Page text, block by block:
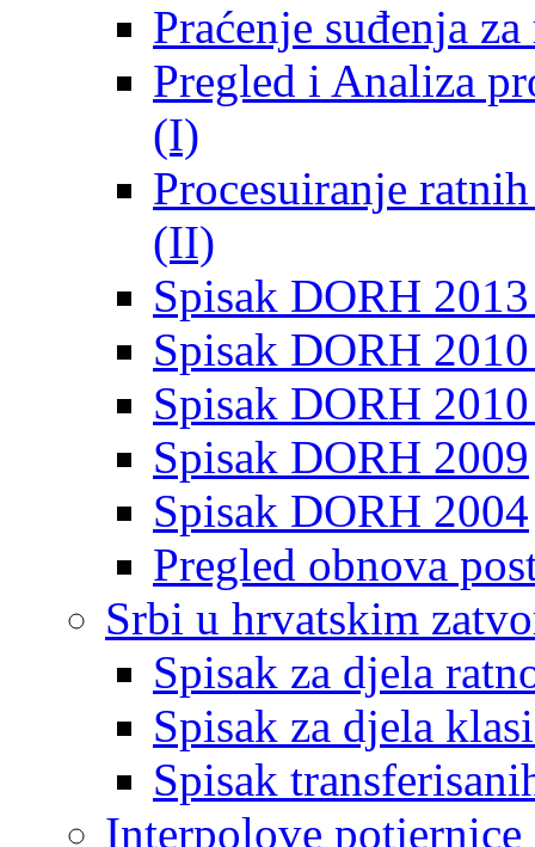
Praćenje suđenja
Pregled i Analiza
(I)
Procesuiranje
(II)
Spisak DORH
Spisak DORH
Spisak DORH
Spisak DORH 2009
Spisak DORH 2004
Pregled obnova
Srbi u hrvatskim
Spisak za djela
Spisak za djela
Spisak
Interpolove potjernice